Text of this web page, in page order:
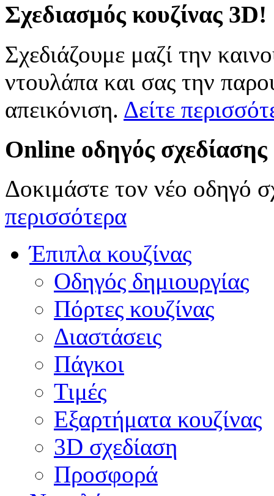
Σχεδιασμός κουζίνας 3D!
Σχεδιάζουμε μαζί την
ντουλάπα και σας την
απεικόνιση. Δείτε
Online οδηγός σχεδίασης
Δοκιμάστε τον νέο οδηγό
περισσότερα
Έπιπλα κουζίνας
Οδηγός δημιουργίας
Πόρτες κουζίνας
Διαστάσεις
Πάγκοι
Τιμές
Εξαρτήματα κουζίνας
3D σχεδίαση
Προσφορά